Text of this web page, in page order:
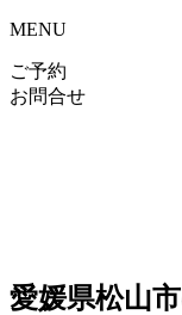
MENU
ご予約
お問合せ
愛媛県松山